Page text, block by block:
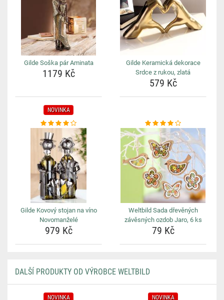
Gilde Soška pár Aminata
1179 Kč
Gilde Keramická dekorace
Srdce z rukou, zlatá
579 Kč
NOVINKA
Gilde Kovový stojan na víno
Novomanželé
979 Kč
Weltbild Sada dřevěných
závěsných ozdob Jaro, 6 ks
79 Kč
DALŠÍ PRODUKTY OD VÝROBCE WELTBILD
NOVINKA NOVINKA